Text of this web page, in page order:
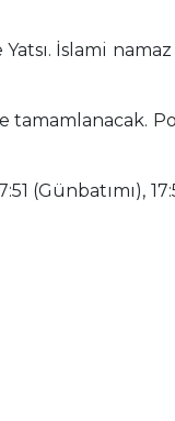
İslami
tamamlanacak.
(Günbatımı),